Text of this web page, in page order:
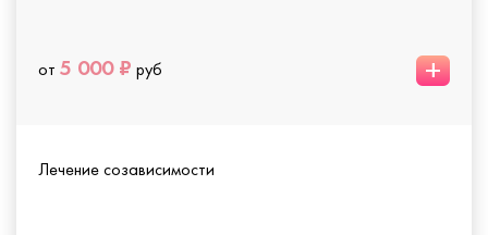
от 5 000 ₽ руб +
Лечение созависимости